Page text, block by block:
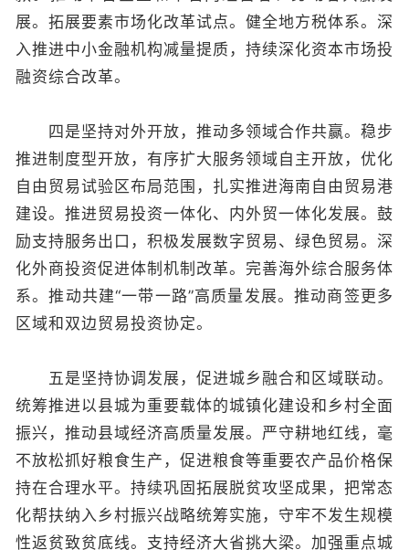
展。拓展要素市场化改革试点。健全地方税体系。深
入推进中小金融机构减量提质，持续深化资本市场投
融资综合改革。
四是坚持对外开放，推动多领域合作共赢。稳步
推进制度型开放，有序扩大服务领域自主开放，优化
自由贸易试验区布局范围，扎实推进海南自由贸易港
建设。推进贸易投资一体化、内外贸一体化发展。鼓
励支持服务出口，积极发展数字贸易、绿色贸易。深
化外商投资促进体制机制改革。完善海外综合服务体
系。推动共建“一带一路”高质量发展。推动商签更多
区域和双边贸易投资协定。
五是坚持协调发展，促进城乡融合和区域联动。
统筹推进以县城为重要载体的城镇化建设和乡村全面
振兴，推动县域经济高质量发展。严守耕地红线，毫
不放松抓好粮食生产，促进粮食等重要农产品价格保
持在合理水平。持续巩固拓展脱贫攻坚成果，把常态
化帮扶纳入乡村振兴战略统筹实施，守牢不发生规模
性返贫致贫底线。支持经济大省挑大梁。加强重点城